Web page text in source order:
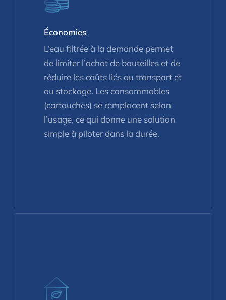
Économies
L’eau filtrée à la demande permet
de limiter l’achat de bouteilles et de
réduire les coûts liés au transport et
au stockage. Les consommables
(cartouches) se remplacent selon
l’usage, ce qui donne une solution
simple à piloter dans la durée.